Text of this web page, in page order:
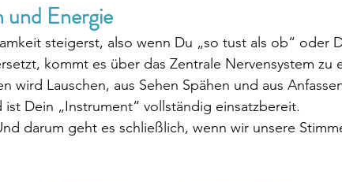
und Energie
steigerst, also wenn Du „so tust als ob“ oder
kommt es über das Zentrale Nervensystem zu
wird Lauschen, aus Sehen Spähen und aus
Dein „Instrument“ vollständig einsatzbereit.
darum geht es schließlich, wenn wir unsere